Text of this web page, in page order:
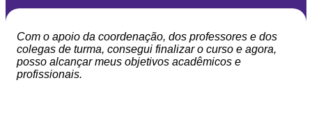
Com o apoio da coordenação, dos professores e dos
colegas de turma, consegui finalizar o curso e agora,
posso alcançar meus objetivos acadêmicos e
profissionais.